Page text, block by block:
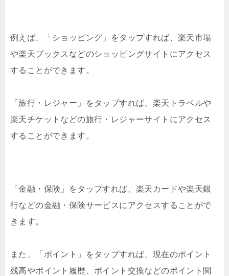
例えば、「ショッピング」をタップすれば、楽天市場
や楽天ブックスなどのショッピングサイトにアクセス
することができます。
「旅行・レジャー」をタップすれば、楽天トラベルや
楽天チケットなどの旅行・レジャーサイトにアクセス
することができます。
「金融・保険」をタップすれば、楽天カードや楽天銀
行などの金融・保険サービスにアクセスすることがで
きます。
また、「ポイント」をタップすれば、現在のポイント
残高やポイント履歴、ポイント交換などのポイント関